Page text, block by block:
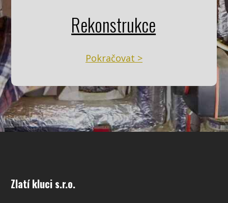
Rekonstrukce
Pokračovat >
Zlatí kluci s.r.o.